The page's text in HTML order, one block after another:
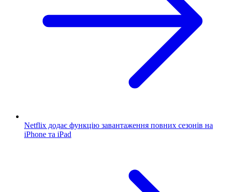
Netflix додає функцію завантаження повних сезонів на
iPhone та iPad